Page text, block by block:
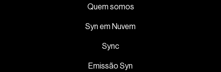
Quem somos
Syn em Nuvem
Sync
Emissão Syn